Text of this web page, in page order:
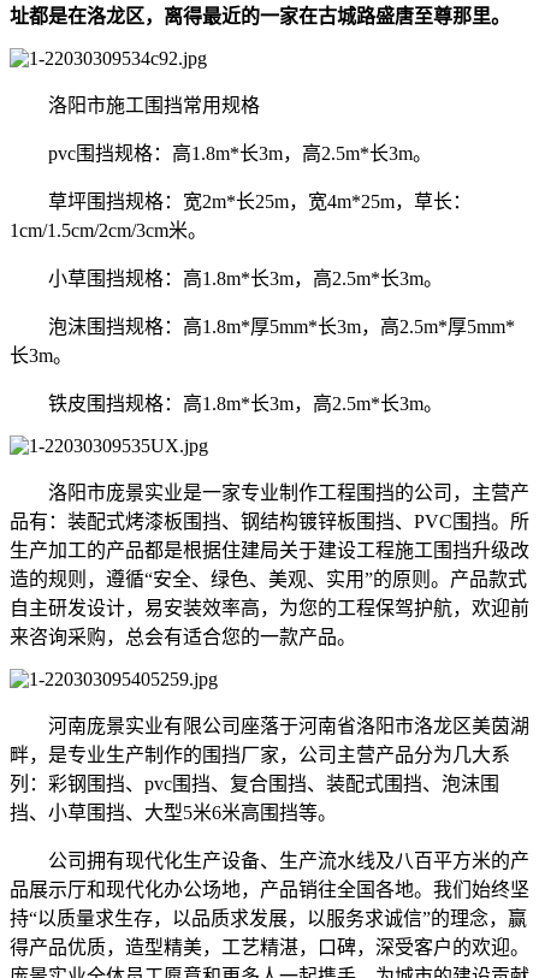
址都是在洛龙区，离得最近的一家在古城路盛唐至尊那里。
洛阳市施工围挡常用规格
pvc围挡规格：高1.8m*长3m，高2.5m*长3m。
草坪围挡规格：宽2m*长25m，宽4m*25m，草长：
1cm/1.5cm/2cm/3cm米。
小草围挡规格：高1.8m*长3m，高2.5m*长3m。
泡沫围挡规格：高1.8m*厚5mm*长3m，高2.5m*厚5mm*
长3m。
铁皮围挡规格：高1.8m*长3m，高2.5m*长3m。
洛阳市庞景实业是一家专业制作工程围挡的公司，主营产
品有：装配式烤漆板围挡、钢结构镀锌板围挡、PVC围挡。所
生产加工的产品都是根据住建局关于建设工程施工围挡升级改
造的规则，遵循“安全、绿色、美观、实用”的原则。产品款式
自主研发设计，易安装效率高，为您的工程保驾护航，欢迎前
来咨询采购，总会有适合您的一款产品。
河南庞景实业有限公司座落于河南省洛阳市洛龙区美茵湖
畔，是专业生产制作的围挡厂家，公司主营产品分为几大系
列：彩钢围挡、pvc围挡、复合围挡、装配式围挡、泡沫围
挡、小草围挡、大型5米6米高围挡等。
公司拥有现代化生产设备、生产流水线及八百平方米的产
品展示厅和现代化办公场地，产品销往全国各地。我们始终坚
持“以质量求生存，以品质求发展，以服务求诚信”的理念，赢
得产品优质，造型精美，工艺精湛，口碑，深受客户的欢迎。